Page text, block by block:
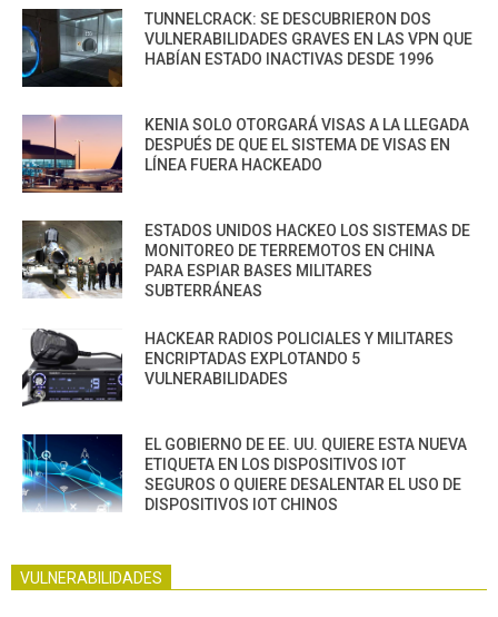
TUNNELCRACK: SE DESCUBRIERON DOS
VULNERABILIDADES GRAVES EN LAS VPN QUE
HABÍAN ESTADO INACTIVAS DESDE 1996
KENIA SOLO OTORGARÁ VISAS A LA LLEGADA
DESPUÉS DE QUE EL SISTEMA DE VISAS EN
LÍNEA FUERA HACKEADO
ESTADOS UNIDOS HACKEO LOS SISTEMAS DE
MONITOREO DE TERREMOTOS EN CHINA
PARA ESPIAR BASES MILITARES
SUBTERRÁNEAS
HACKEAR RADIOS POLICIALES Y MILITARES
ENCRIPTADAS EXPLOTANDO 5
VULNERABILIDADES
EL GOBIERNO DE EE. UU. QUIERE ESTA NUEVA
ETIQUETA EN LOS DISPOSITIVOS IOT
SEGUROS O QUIERE DESALENTAR EL USO DE
DISPOSITIVOS IOT CHINOS
VULNERABILIDADES